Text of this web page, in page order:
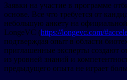
Заявки на участие в программе
основе. Все что требуется от
небольшую анкету на
LongeVC (https://longevc.com/
подтверждая опыт в области
приглашенные эксперты создают
из уровней знаний и
предыдущего опыта не играет